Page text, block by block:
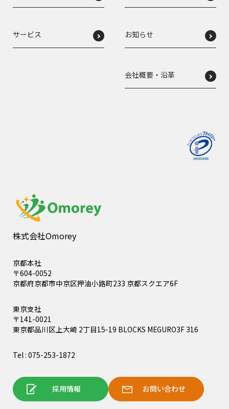
株式会社Omorey
京都本社
〒604-0052
京都府京都市中京区押油小路町233 京都スクエア6F
東京支社
〒141-0021
東京都品川区上大崎 2丁目15-19 BLOCKS MEGURO3F 316
Tel : 075-253-1872
採用情報 お問い合わせ
サービス お知らせ
会社概要・沿革